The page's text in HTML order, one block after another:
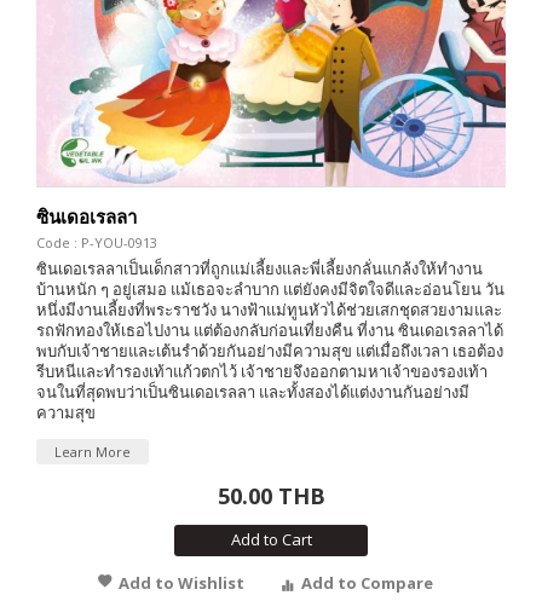
ซินเดอเรลลา
Code : P-YOU-0913
ซินเดอเรลลาเป็นเด็กสาวที่ถูกแม่เลี้ยงและพี่เลี้ยงกลั่นแกล้งให้ทำงาน
บ้านหนัก ๆ อยู่เสมอ แม้เธอจะลำบาก แต่ยังคงมีจิตใจดีและอ่อนโยน วัน
หนึ่งมีงานเลี้ยงที่พระราชวัง นางฟ้าแม่ทูนหัวได้ช่วยเสกชุดสวยงามและ
รถฟักทองให้เธอไปงาน แต่ต้องกลับก่อนเที่ยงคืน ที่งาน ซินเดอเรลลาได้
พบกับเจ้าชายและเต้นรำด้วยกันอย่างมีความสุข แต่เมื่อถึงเวลา เธอต้อง
รีบหนีและทำรองเท้าแก้วตกไว้ เจ้าชายจึงออกตามหาเจ้าของรองเท้า
จนในที่สุดพบว่าเป็นซินเดอเรลลา และทั้งสองได้แต่งงานกันอย่างมี
ความสุข
Learn More
50.00 THB
Add to Cart
Add to Wishlist
Add to Compare